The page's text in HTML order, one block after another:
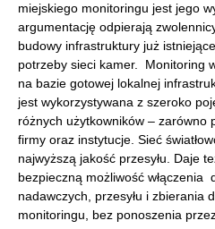
miejskiego monitoringu jest jego
argumentację odpierają
budowy infrastruktury już
potrzeby sieci kamer. Monitoring
na bazie gotowej lokalnej
jest wykorzystywana z szeroko
różnych użytkowników – zarówno
firmy oraz instytucje. Sieć
najwyższą jakość przesyłu. Daje
bezpieczną możliwość włączenia
nadawczych, przesyłu i zbierania
monitoringu, bez ponoszenia